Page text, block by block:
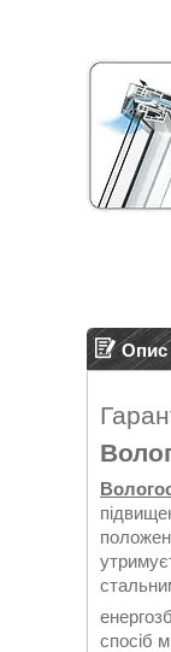
Опис
спосіб